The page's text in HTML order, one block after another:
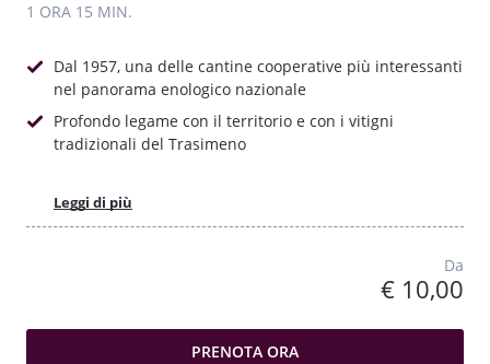
1 ORA 15 MIN.
Dal 1957, una delle cantine cooperative più interessanti
nel panorama enologico nazionale
Profondo legame con il territorio e con i vitigni
tradizionali del Trasimeno
Leggi di più
Da
€ 10,00
PRENOTA ORA